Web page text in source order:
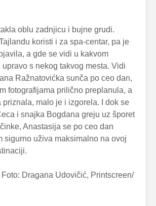
oblu zadnjicu i bujne grudi.
koristi i za spa-centar, pa je
a gde se vidi u kakvom
upravo s nekog takvog mesta. Vidi
Ražnatovićka sunča po ceo dan,
fotografijama prilično preplanula, a
priznala, malo je i izgorela. I dok se
i snajka Bogdana greju uz šporet
Anastasija se po ceo dan
sigurno uživa maksimalno na ovoj
Foto: Dragana Udovičić, Printscreen/